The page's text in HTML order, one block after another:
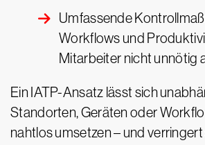
Umfassende
Workflows und
Mitarbeiter nicht unnötig
Ein IATP-Ansatz lässt sich
Standorten, Geräten oder
nahtlos umsetzen – und verringert